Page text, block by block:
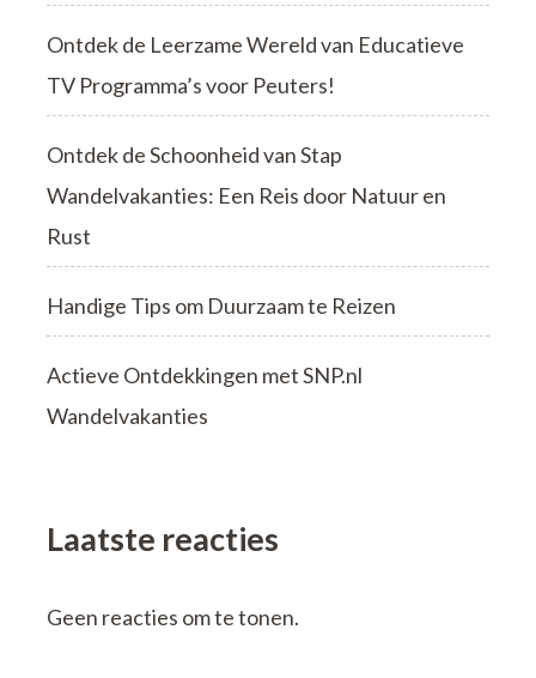
Ontdek de Leerzame Wereld van Educatieve
TV Programma’s voor Peuters!
Ontdek de Schoonheid van Stap
Wandelvakanties: Een Reis door Natuur en
Rust
Handige Tips om Duurzaam te Reizen
Actieve Ontdekkingen met SNP.nl
Wandelvakanties
Laatste reacties
Geen reacties om te tonen.